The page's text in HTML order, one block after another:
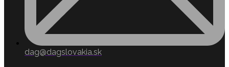
dag@dagslovakia.sk